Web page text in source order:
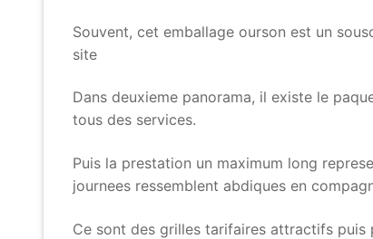
Souvent, cet emballage ourson est un
site
Dans deuxieme panorama, il existe le
tous des services.
Puis la prestation un maximum long
journees ressemblent abdiques en
Ce sont des grilles tarifaires attractifs puis